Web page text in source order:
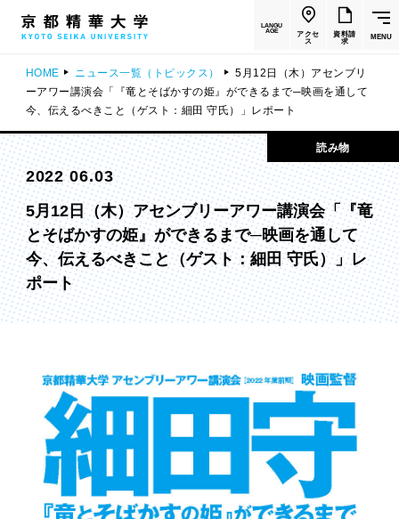
LANGU
AGE
アクセ
ス
資料請
求
MENU
HOME ニュース一覧（トピックス）
5月12日（木）アセンブリ
ーアワー講演会「『竜とそばかすの姫』ができるまで─映画を通して
今、伝えるべきこと（ゲスト：細田 守氏）」レポート
読み物
2022 06.03
5月12日（木）アセンブリーアワー講演会「『竜
とそばかすの姫』ができるまで─映画を通して
今、伝えるべきこと（ゲスト：細田 守氏）」レ
ポート